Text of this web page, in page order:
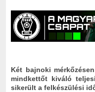
Két bajnoki
mindkettőt kiváló
sikerült a felkészülési